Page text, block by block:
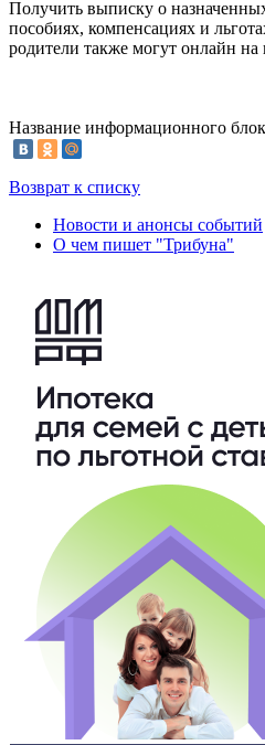
Получить выписку о
пособиях, компенсациях и
родители также могут онлайн на
Название информационного
Возврат к списку
Новости и анонсы событий
О чем пишет "Трибуна"